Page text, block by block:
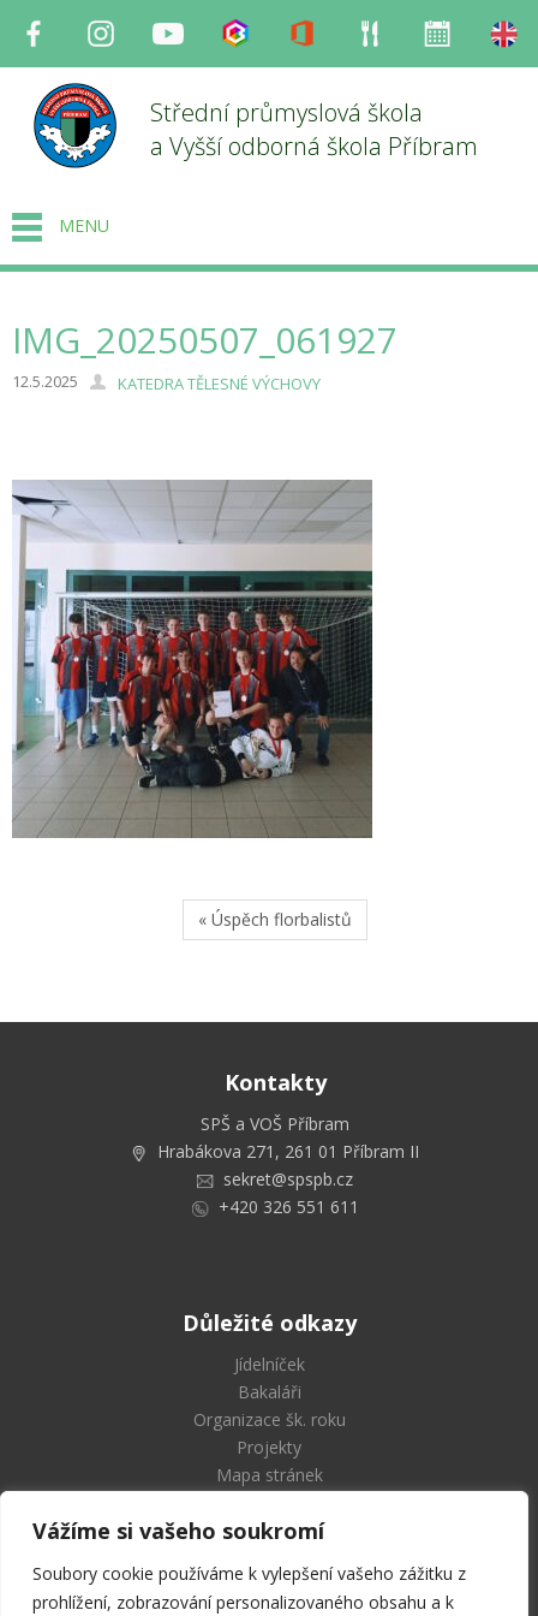
Vážíme si vašeho soukromí
Soubory cookie používáme k vylepšení vašeho zážitku z
prohlížení, zobrazování personalizovaného obsahu a k
Facebook InstagramYoutube Bakaláři Office Strava
Střední průmyslová škola
a Vyšší odborná škola Příbram
MENU
IMG_20250507_061927
12.5.2025 KATEDRA TĚLESNÉ VÝCHOVY
« Úspěch florbalistů
Kontakty
SPŠ a VOŠ Příbram
Hrabákova 271, 261 01 Příbram II
sekret@spspb.cz
+420 326 551 611
Důležité odkazy
Jídelníček
Bakaláři
Organizace šk. roku
Projekty
Mapa stránek
Střední průmyslová škola
a Vyšší odborná škola Příbram